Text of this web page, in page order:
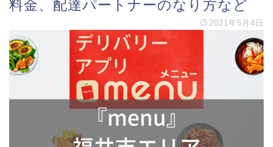
料金、配達パートナーのなり方など
2021年5月4日